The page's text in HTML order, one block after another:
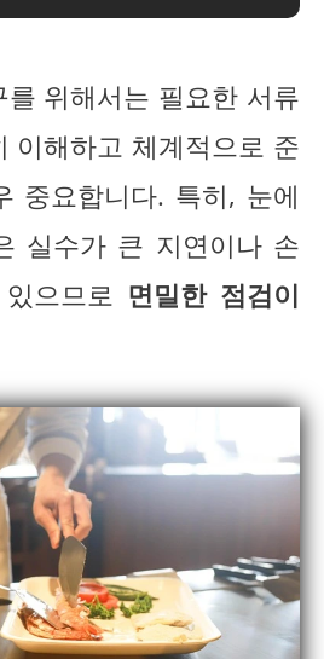
위해서는 필요한 서류
이해하고 체계적으로 준
중요합니다. 특히, 눈에
실수가 큰 지연이나 손
으므로 면밀한 점검이